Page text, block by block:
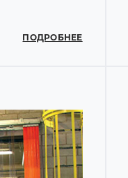
ПОДРОБНЕЕ